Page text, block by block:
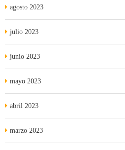
agosto 2023
julio 2023
junio 2023
mayo 2023
abril 2023
marzo 2023